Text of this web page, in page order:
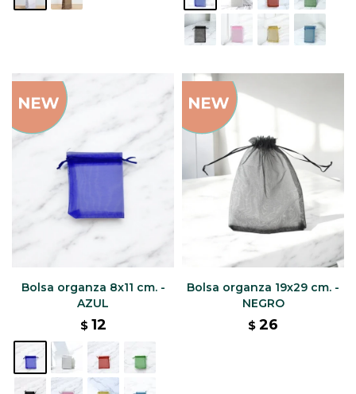
Bolsa organza 8x11 cm. -
AZUL
$ 12
Bolsa organza 19x29 cm. -
NEGRO
$ 26